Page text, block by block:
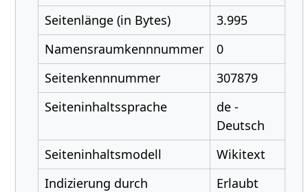
Seitenlänge (in Bytes)
3.995
Namensraumkennnummer
0
Seitenkennnummer
307879
Seiteninhaltssprache
de -
Deutsch
Seiteninhaltsmodell
Wikitext
Indizierung durch
Erlaubt